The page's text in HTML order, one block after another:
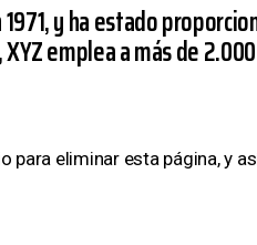
y ha estado
emplea a más de
para eliminar esta página, y